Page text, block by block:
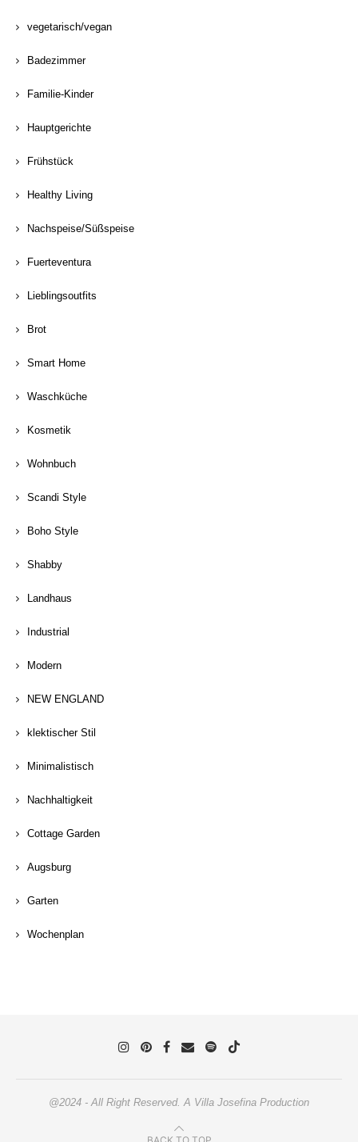
vegetarisch/vegan
Badezimmer
Familie-Kinder
Hauptgerichte
Frühstück
Healthy Living
Nachspeise/Süßspeise
Fuerteventura
Lieblingsoutfits
Brot
Smart Home
Waschküche
Kosmetik
Wohnbuch
Scandi Style
Boho Style
Shabby
Landhaus
Industrial
Modern
NEW ENGLAND
klektischer Stil
Minimalistisch
Nachhaltigkeit
Cottage Garden
Augsburg
Garten
Wochenplan
@2024 - All Right Reserved. A Villa Josefina Production